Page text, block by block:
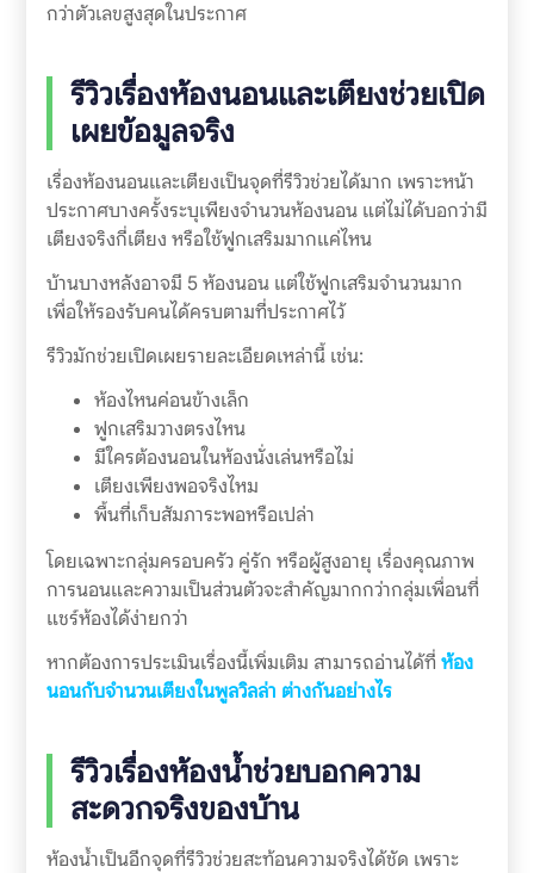
กว่าตัวเลขสูงสุดในประกาศ
รีวิวเรื่องห้องนอนและเตียงช่วยเปิด
เผยข้อมูลจริง
เรื่องห้องนอนและเตียงเป็นจุดที่รีวิวช่วยได้มาก เพราะหน้า
ประกาศบางครั้งระบุเพียงจำนวนห้องนอน แต่ไม่ได้บอกว่ามี
เตียงจริงกี่เตียง หรือใช้ฟูกเสริมมากแค่ไหน
บ้านบางหลังอาจมี 5 ห้องนอน แต่ใช้ฟูกเสริมจำนวนมาก
เพื่อให้รองรับคนได้ครบตามที่ประกาศไว้
รีวิวมักช่วยเปิดเผยรายละเอียดเหล่านี้ เช่น:
ห้องไหนค่อนข้างเล็ก
ฟูกเสริมวางตรงไหน
มีใครต้องนอนในห้องนั่งเล่นหรือไม่
เตียงเพียงพอจริงไหม
พื้นที่เก็บสัมภาระพอหรือเปล่า
โดยเฉพาะกลุ่มครอบครัว คู่รัก หรือผู้สูงอายุ เรื่องคุณภาพ
การนอนและความเป็นส่วนตัวจะสำคัญมากกว่ากลุ่มเพื่อนที่
แชร์ห้องได้ง่ายกว่า
หากต้องการประเมินเรื่องนี้เพิ่มเติม สามารถอ่านได้ที่ ห้อง
นอนกับจำนวนเตียงในพูลวิลล่า ต่างกันอย่างไร
รีวิวเรื่องห้องน้ำช่วยบอกความ
สะดวกจริงของบ้าน
ห้องน้ำเป็นอีกจุดที่รีวิวช่วยสะท้อนความจริงได้ชัด เพราะ